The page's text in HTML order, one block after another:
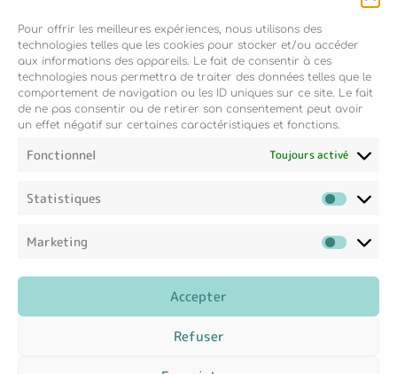
Pour offrir les meilleures expériences, nous utilisons des
technologies telles que les cookies pour stocker et/ou accéder
aux informations des appareils. Le fait de consentir à ces
technologies nous permettra de traiter des données telles que le
comportement de navigation ou les ID uniques sur ce site. Le fait
de ne pas consentir ou de retirer son consentement peut avoir
un effet négatif sur certaines caractéristiques et fonctions.
Fonctionnel Toujours activé
Statistiques
Marketing
Accepter
Refuser
Inscription newsletter